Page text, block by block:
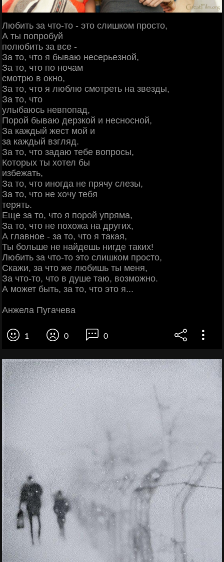
Любить за что-то - это слишком просто,
А ты попробуй
полюбить за все -
За то, что я бываю несерьезной,
За то, что по ночам
смотрю в окно,
За то, что я люблю смотреть на звезды,
За то, что
улыбаюсь невпопад,
Порой бываю дерзкой и несносной,
За каждый жест мой и
за каждый взгляд.
За то, что задаю тебе вопросы,
Которых ты хотел бы
избежать,
За то, что иногда не прячу слезы,
За то, что не хочу тебя
терять.
Еще за то, что я порой упряма,
За то, что не похожа на других,
А главное - за то, что я такая,
Ты больше не найдешь нигде таких!
Любить за что-то это слишком просто,
Скажи, за что же любишь ты меня,
За что-то, что в душе таю, возможно.
А может быть, за то, что это я...
Анжела Пугачева
1 0 0